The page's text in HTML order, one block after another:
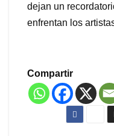
dejan un
enfrentan los
Compartir